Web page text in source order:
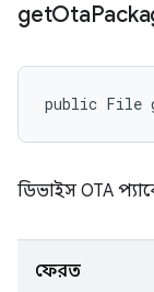
getOta
public File
ডিভাইস OTA
ফেরত